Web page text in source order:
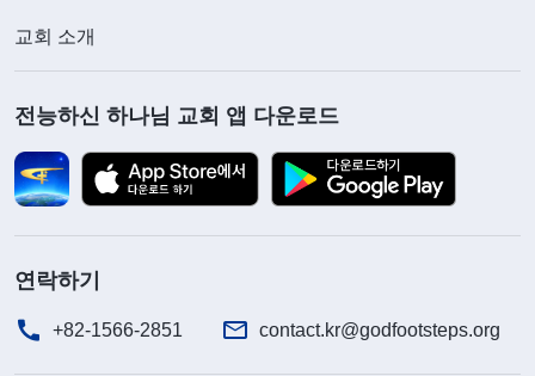
교회 소개
전능하신 하나님 교회 앱 다운로드
연락하기
+82-1566-2851 contact.kr@godfootsteps.org